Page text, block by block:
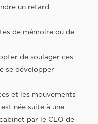
un retard
de mémoire ou de
de soulager ces
se développer
et les mouvements
née suite à une
par le CEO de